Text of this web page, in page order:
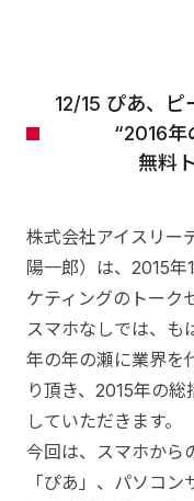
12/15 ぴあ、ピ
“2016年
無料
株式会社アイスリー
陽一郎）は、2015年
ケティングのトーク
スマホなしでは、も
年の年の瀬に業界を
り頂き、2015年の
していただきます。
今回は、スマホから
「ぴあ」、パソコ